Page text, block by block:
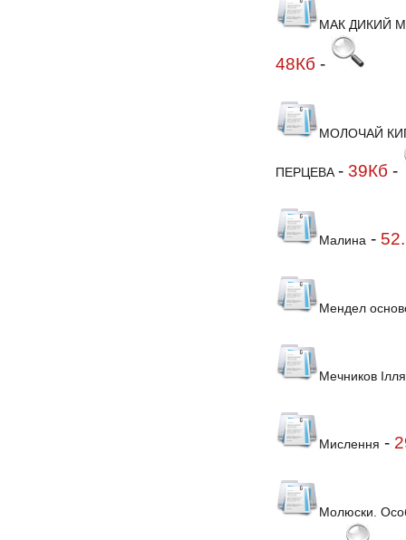
МАК ДИКИЙ
48Кб -
МОЛОЧАЙ
ПЕРЦЕВА - 39Кб -
Малина -
Мендел
Мечников Ілля
Мислення -
Молюски.